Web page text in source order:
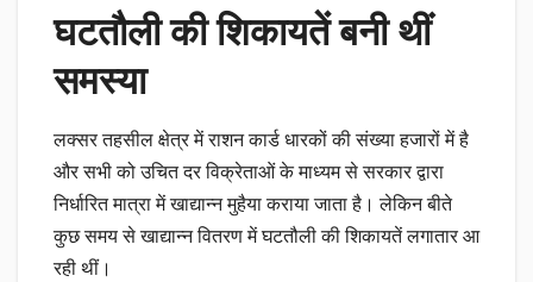
घटतौली की शिकायतें बनी थीं
समस्या
लक्सर तहसील क्षेत्र में राशन कार्ड धारकों की संख्या हजारों में है
और सभी को उचित दर विक्रेताओं के माध्यम से सरकार द्वारा
निर्धारित मात्रा में खाद्यान्न मुहैया कराया जाता है। लेकिन बीते
कुछ समय से खाद्यान्न वितरण में घटतौली की शिकायतें लगातार आ
रही थीं।